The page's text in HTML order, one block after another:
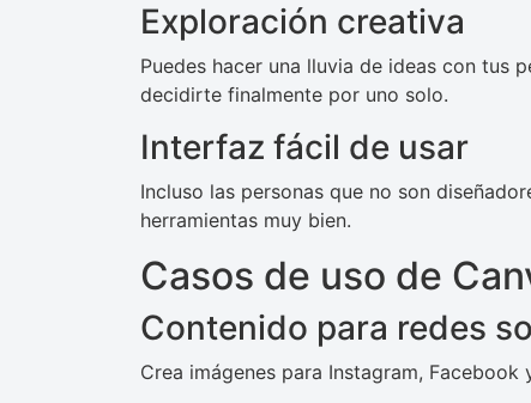
Exploración creativa
Puedes hacer una lluvia de ideas con tus
decidirte finalmente por uno solo.
Interfaz fácil de usar
Incluso las personas que no son
herramientas muy bien.
Casos de uso de
Contenido para redes
Crea imágenes para Instagram, Facebook